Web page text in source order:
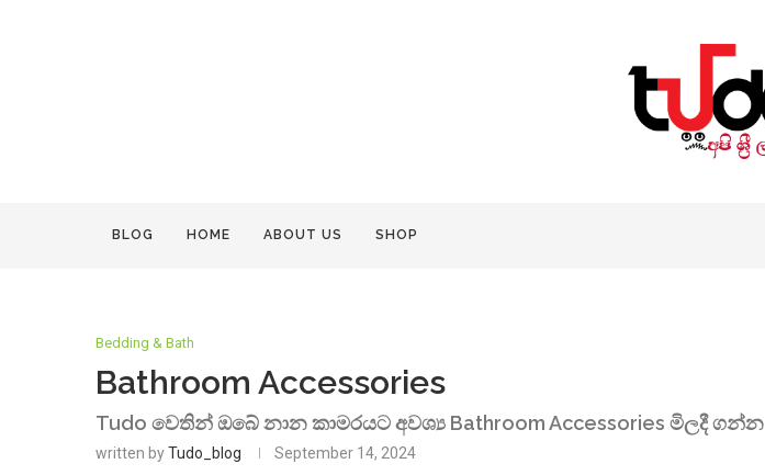
BLOG HOME ABOUT US SHOP
Bedding & Bath
Bathroom Accessories
Tudo වෙතින් ඔබේ නාන කාමරයට අවශ්‍ය Bathroom Accessories මිලදී ගන්න
written byTudo_blog September 14, 2024